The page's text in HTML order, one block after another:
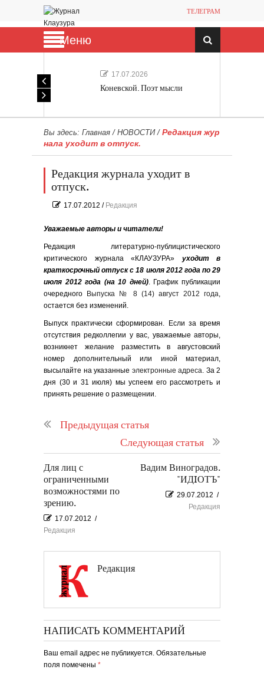
ТЕЛЕГРАМ
Меню
17.07.2026
Коневской. Поэт мысли
Вы здесь: Главная / НОВОСТИ/ Редакция жур
нала уходит в отпуск.
Редакция журнала уходит в
отпуск.
17.07.2012 / Редакция
Уважаемые авторы и читатели!
Редакция литературно-публицистического
критического журнала «КЛАУЗУРА» уходит в
краткосрочный отпуск с 18 июля 2012 года по 29
июля 2012 года (на 10 дней). График публикации
очередного
Выпуска № 8 (14) август 2012 года,
остается без изменений.
Выпуск практически сформирован. Если за время
отсутствия редколлегии у вас, уважаемые авторы,
возникнет желание разместить в августовский
номер дополнительный или иной материал,
высылайте на указанные электронные адреса. За 2
дня (30 и 31 июля) мы успеем его рассмотреть и
принять решение о размещении.
Предыдущая статья
Следующая статья
Для лиц с
ограниченными
возможностями по
зрению.
17.07.2012 /
Редакция
Вадим Виноградов.
"ИДIОТЪ"
29.07.2012 /
Редакция
Редакция
НАПИСАТЬ КОММЕНТАРИЙ
Ваш email адрес не публикуется. Обязательные
поля помечены *